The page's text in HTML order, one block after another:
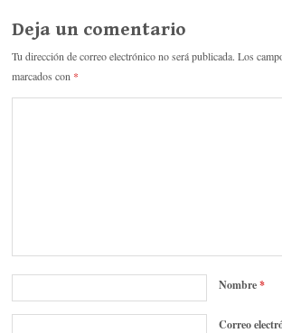
Deja un comentario
Tu dirección de correo electrónico no será publicada. Los
marcados con *
Nombre*
Correo